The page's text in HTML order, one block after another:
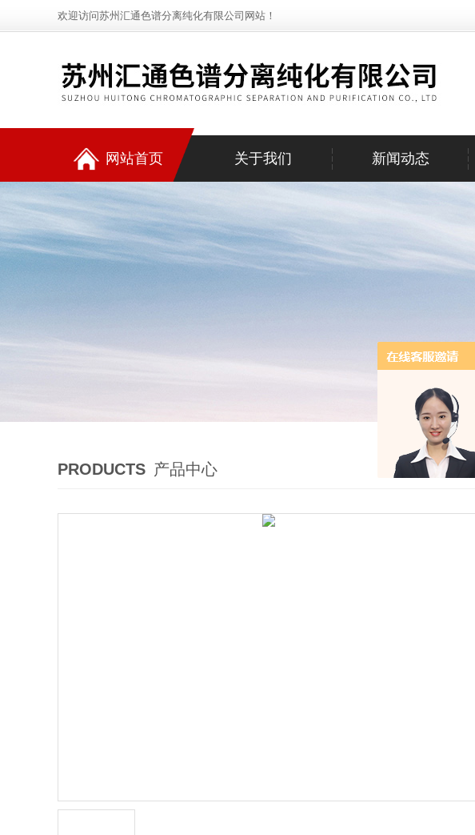
欢迎访问苏州汇通色谱分离纯化有限公司网站！
网站首页 关于我们 新闻动态
PRODUCTS 产品中心